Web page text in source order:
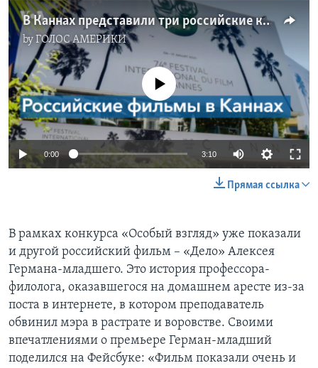
В Каннах представили три российские картины
byГОЛОС АМЕРИКИ
No media source currently available
0:00 3:10
Прямая ссылка
В рамках конкурса «Особый взгляд» уже показали
и другой российский фильм – «Дело» Алексея
Германа-младшего. Это история профессора-
филолога, оказавшегося на домашнем аресте из-за
поста в интернете, в котором преподаватель
обвинил мэра в растрате и воровстве. Своими
впечатлениями о премьере Герман-младший
поделился на Фейсбуке: «Фильм показали очень и